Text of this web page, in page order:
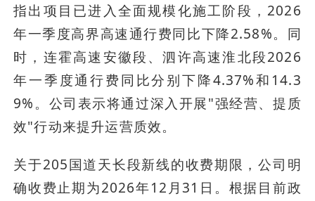
指出项目已进入全面规模化施工阶段，2026
年一季度高界高速通行费同比下降2.58%。同
时，连霍高速安徽段、泗许高速淮北段2026
年一季度通行费同比分别下降4.37%和14.3
9%。公司表示将通过深入开展"强经营、提质
效"行动来提升运营质效。
关于205国道天长段新线的收费期限，公司明
确收费止期为2026年12月31日。根据目前政